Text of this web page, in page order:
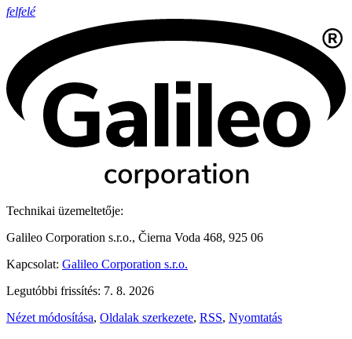
felfelé
Technikai üzemeltetője:
Galileo Corporation s.r.o., Čierna Voda 468, 925 06
Kapcsolat: Galileo Corporation s.r.o.
Legutóbbi frissítés: 7. 8. 2026
Nézet módosítása, Oldalak szerkezete, RSS, Nyomtatás